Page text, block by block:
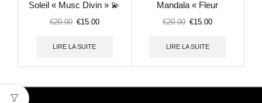
Soleil « Musc Divin » 💫
– Rune 🧙🏼‍♂️
€20.00 €15.00
LIRE LA SUITE
Mandala « Fleur
d’Oranger » 🌸 –
€20.00 €15.00
LIRE LA SUITE